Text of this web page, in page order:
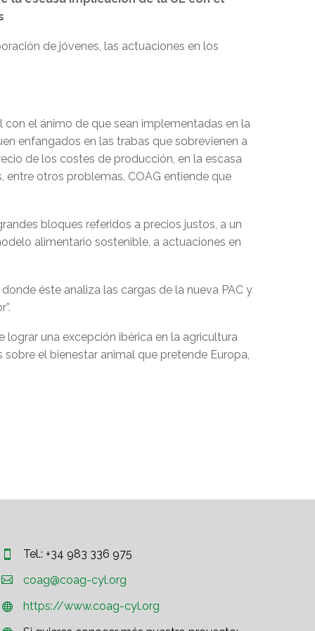
de jóvenes, las actuaciones en los
el ánimo de que sean implementadas en la
enfangados en las trabas que sobrevienen a
de los costes de producción, en la escasa
otros problemas. COAG entiende que
bloques referidos a precios justos, a un
alimentario sostenible, a actuaciones en
éste analiza las cargas de la nueva PAC y
una excepción ibérica en la agricultura
el bienestar animal que pretende Europa,

 Tel.: +34 983 336 975

 coag@coag-cyl.org

 https://www.coag-cyl.org